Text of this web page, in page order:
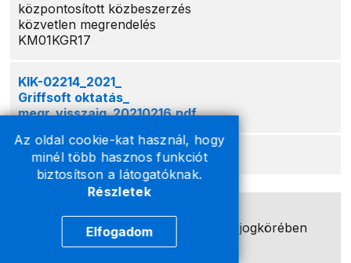
Az oldal cookie-kat használ, hogy
minél több hasznos funkciót
biztosítson a látogatóknak.
Részletek
Elfogadom
központosított közbeszerzés
közvetlen megrendelés
KM01KGR17
KIK-02214_2021_
Griffsoft oktatás_
megr_visszaig_20210216.pdf
Márton Judit pénzügyőr ezredes
NAV Központi Irányítás Főigazgatója jogkörében
eljáró főigazgató-helyettes